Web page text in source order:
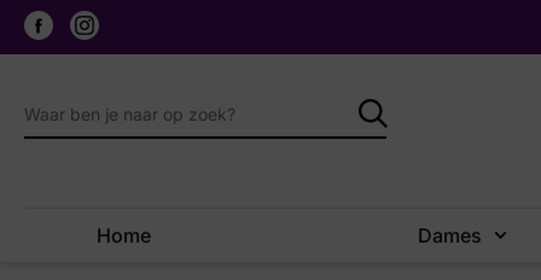
Home Dames